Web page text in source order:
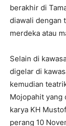
berakhir di
diawali dengan
merdeka atau
Selain di
digelar di
kemudian
Mojopahit yang
karya KH
perang 10